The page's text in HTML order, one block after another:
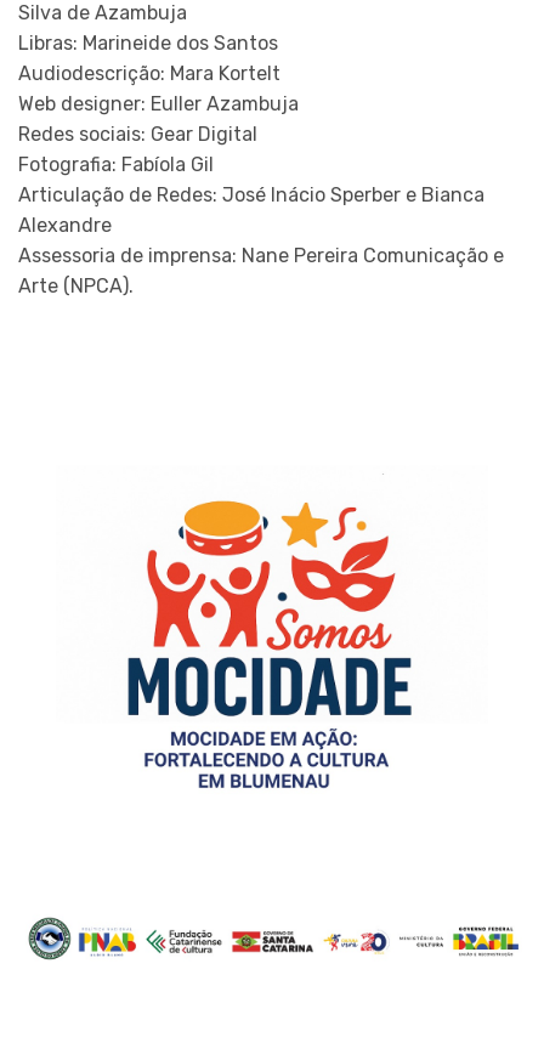
Silva de Azambuja
Libras: Marineide dos Santos
Audiodescrição: Mara Kortelt
Web designer: Euller Azambuja
Redes sociais: Gear Digital
Fotografia: Fabíola Gil
Articulação de Redes: José Inácio Sperber e Bianca
Alexandre
Assessoria de imprensa: Nane Pereira Comunicação e
Arte (NPCA).